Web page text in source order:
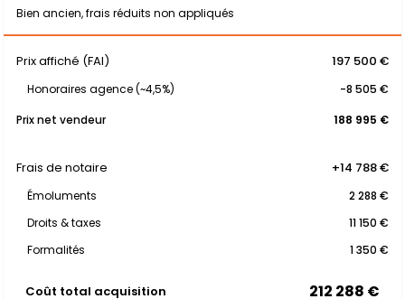
Bien ancien, frais réduits non appliqués
Prix affiché (FAI) 197 500 €
Honoraires agence (~4,5%)
-8 505 €
Prix net vendeur
188 995 €
Frais de notaire +14 788 €
Émoluments
2 288 €
Droits & taxes
11 150 €
Formalités
1 350 €
Coût total acquisition 212 288 €